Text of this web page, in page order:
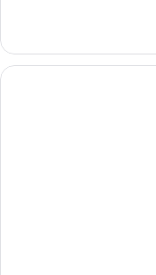
Plus
Room